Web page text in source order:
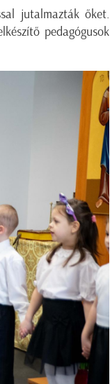
jutalmazták őket.
pedagógusok